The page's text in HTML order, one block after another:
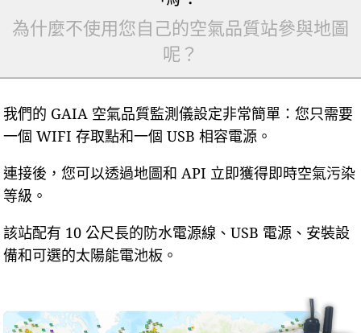
為什麼不使用您自己的空氣品質站參與地圖
呢？
我們的 GAIA 空氣品質監測儀設定非常簡單：您只需要
一個 WIFI 存取點和一個 USB 相容電源。
連接後，您可以透過地圖和 API 立即獲得即時空氣污染
等級。
該站配有 10 公尺長的防水電源線、USB 電源、安裝設
備和可選的太陽能電池板。